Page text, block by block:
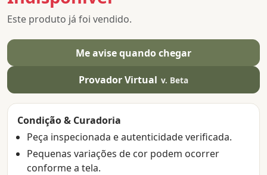
Este produto já foi vendido.
Me avise quando chegar
Provador Virtual v. Beta
Condição & Curadoria
Peça inspecionada e autenticidade verificada.
Pequenas variações de cor podem ocorrer
conforme a tela.